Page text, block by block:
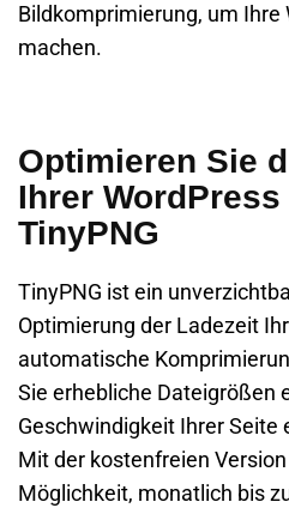
Bildkomprimierung, um
machen.
Optimieren Sie
Ihrer
TinyPNG
TinyPNG ist ein
Optimierung der Ladezeit
automatische
Sie erhebliche Dateigrößen
Geschwindigkeit Ihrer Seite
Mit der kostenfreien
Möglichkeit, monatlich bis